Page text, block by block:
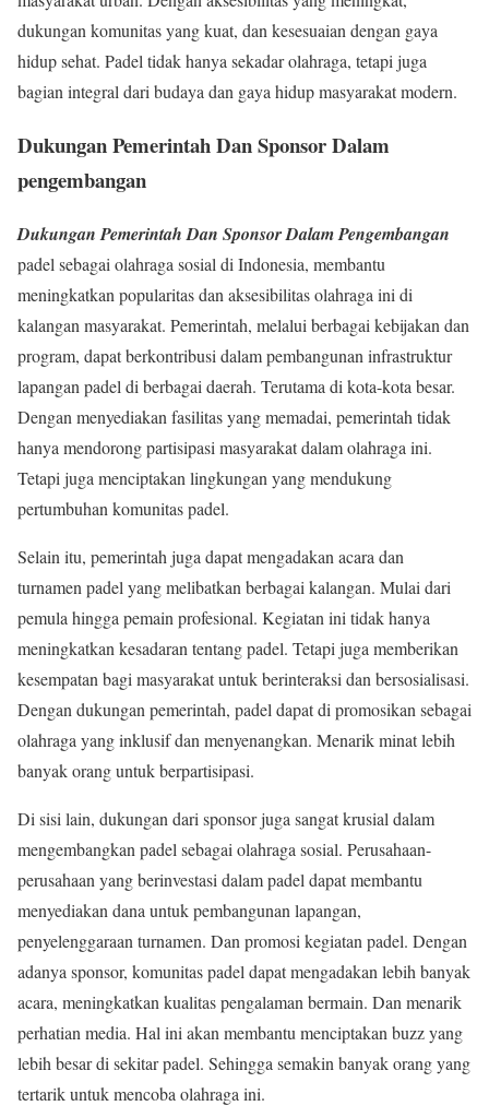
dukungan komunitas yang kuat, dan kesesuaian dengan gaya
hidup sehat. Padel tidak hanya sekadar olahraga, tetapi juga
bagian integral dari budaya dan gaya hidup masyarakat modern.
Dukungan Pemerintah Dan Sponsor Dalam
pengembangan
Dukungan Pemerintah Dan Sponsor Dalam Pengembangan
padel sebagai olahraga sosial di Indonesia, membantu
meningkatkan popularitas dan aksesibilitas olahraga ini di
kalangan masyarakat. Pemerintah, melalui berbagai kebijakan dan
program, dapat berkontribusi dalam pembangunan infrastruktur
lapangan padel di berbagai daerah. Terutama di kota-kota besar.
Dengan menyediakan fasilitas yang memadai, pemerintah tidak
hanya mendorong partisipasi masyarakat dalam olahraga ini.
Tetapi juga menciptakan lingkungan yang mendukung
pertumbuhan komunitas padel.
Selain itu, pemerintah juga dapat mengadakan acara dan
turnamen padel yang melibatkan berbagai kalangan. Mulai dari
pemula hingga pemain profesional. Kegiatan ini tidak hanya
meningkatkan kesadaran tentang padel. Tetapi juga memberikan
kesempatan bagi masyarakat untuk berinteraksi dan bersosialisasi.
Dengan dukungan pemerintah, padel dapat di promosikan sebagai
olahraga yang inklusif dan menyenangkan. Menarik minat lebih
banyak orang untuk berpartisipasi.
Di sisi lain, dukungan dari sponsor juga sangat krusial dalam
mengembangkan padel sebagai olahraga sosial. Perusahaan-
perusahaan yang berinvestasi dalam padel dapat membantu
menyediakan dana untuk pembangunan lapangan,
penyelenggaraan turnamen. Dan promosi kegiatan padel. Dengan
adanya sponsor, komunitas padel dapat mengadakan lebih banyak
acara, meningkatkan kualitas pengalaman bermain. Dan menarik
perhatian media. Hal ini akan membantu menciptakan buzz yang
lebih besar di sekitar padel. Sehingga semakin banyak orang yang
tertarik untuk mencoba olahraga ini.